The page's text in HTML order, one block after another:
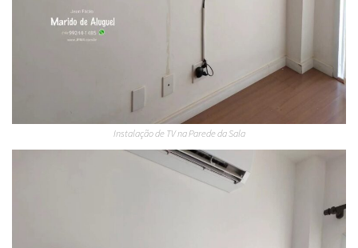
Instalação de TV na Parede da Sala